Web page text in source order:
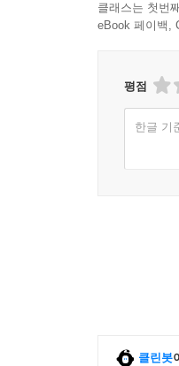
클래스는 첫번
eBook 페이백,
평점
한글 기
클린봇